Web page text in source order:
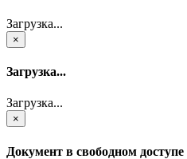
Загрузка...
×
Загрузка...
Загрузка...
×
Документ в свободном доступе